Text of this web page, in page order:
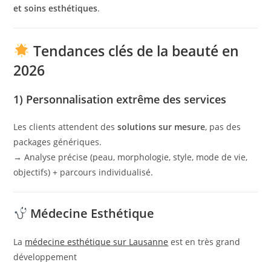
et soins esthétiques.
Tendances clés de la beauté en
2026
1) Personnalisation extrême des services
Les clients attendent dessolutions sur mesure, pas des
packages génériques.
→ Analyse précise (peau, morphologie, style, mode de vie,
objectifs) + parcours individualisé.
Médecine Esthétique
La médecine esthétique sur Lausanne est en très grand
développement